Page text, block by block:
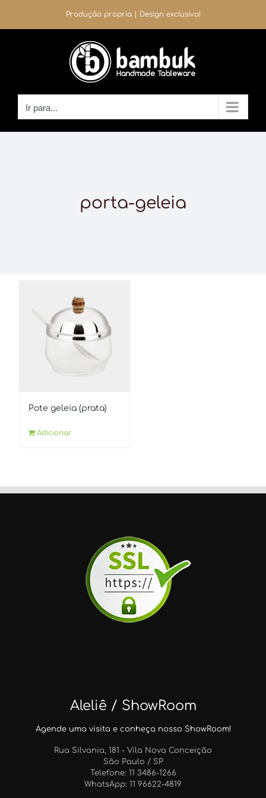
o
Produção propria | Design exclusivo!
Ir para...
porta-geleia
Pote geleia (prata)
Adicionar
Aleliê / ShowRoom
Agende uma visita e conheça nosso ShowRoom!
Rua Silvania, 181 - Vila Nova Conceição
São Paulo / SP
Telefone: 11 3486-1266
WhatsApp: 11 96622-4819